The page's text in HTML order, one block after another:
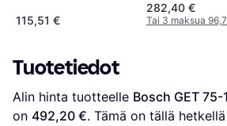
115,51 €
282,40 €
Tai 3 maksua
Tuotetiedot
Alin hinta tuotteelle Bosch GET
on 492,20 €. Tämä on tällä